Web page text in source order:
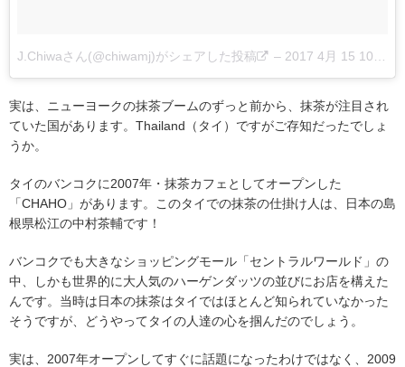
J.Chiwaさん(@chiwamj)がシェアした投稿 – 2017 4月 15 10:11午後 PDT
実は、ニューヨークの抹茶ブームのずっと前から、抹茶が注目され
ていた国があります。Thailand（タイ）ですがご存知だったでしょ
うか。
タイのバンコクに2007年・抹茶カフェとしてオープンした
「CHAHO」があります。このタイでの抹茶の仕掛け人は、日本の島
根県松江の中村茶輔です！
バンコクでも大きなショッピングモール「セントラルワールド」の
中、しかも世界的に大人気のハーゲンダッツの並びにお店を構えた
んです。当時は日本の抹茶はタイではほとんど知られていなかった
そうですが、どうやってタイの人達の心を掴んだのでしょう。
実は、2007年オープンしてすぐに話題になったわけではなく、2009